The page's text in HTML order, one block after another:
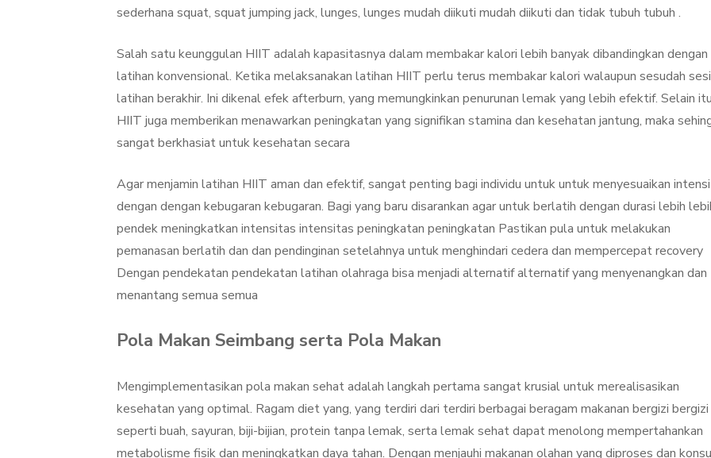
sederhana squat, squat jumping jack, lunges, lunges mudah diikuti mudah diikuti dan tidak tubuh tubuh .
Salah satu keunggulan HIIT adalah kapasitasnya dalam membakar kalori lebih banyak dibandingkan dengan
latihan konvensional. Ketika melaksanakan latihan HIIT perlu terus membakar kalori walaupun sesudah sesi
latihan berakhir. Ini dikenal efek afterburn, yang memungkinkan penurunan lemak yang lebih efektif. Selain itu
HIIT juga memberikan menawarkan peningkatan yang signifikan stamina dan kesehatan jantung, maka
sangat berkhasiat untuk kesehatan secara
Agar menjamin latihan HIIT aman dan efektif, sangat penting bagi individu untuk untuk menyesuaikan
dengan dengan kebugaran kebugaran. Bagi yang baru disarankan agar untuk berlatih dengan durasi lebih
pendek meningkatkan intensitas intensitas peningkatan peningkatan Pastikan pula untuk melakukan
pemanasan berlatih dan dan pendinginan setelahnya untuk menghindari cedera dan mempercepat recovery
Dengan pendekatan pendekatan latihan olahraga bisa menjadi alternatif alternatif yang menyenangkan dan
menantang semua semua
Pola Makan Seimbang serta Pola Makan
Mengimplementasikan pola makan sehat adalah langkah pertama sangat krusial untuk merealisasikan
kesehatan yang optimal. Ragam diet yang, yang terdiri dari terdiri berbagai beragam makanan bergizi bergizi
seperti buah, sayuran, biji-bijian, protein tanpa lemak, serta lemak sehat dapat menolong mempertahankan
metabolisme fisik dan meningkatkan daya tahan. Dengan menjauhi makanan olahan yang diproses dan